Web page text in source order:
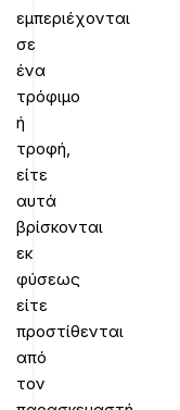
εμπεριέχονται
σε
ένα
τρόφιμο
ή
τροφή,
είτε
αυτά
βρίσκονται
εκ
φύσεως
είτε
προστίθενται
από
τον